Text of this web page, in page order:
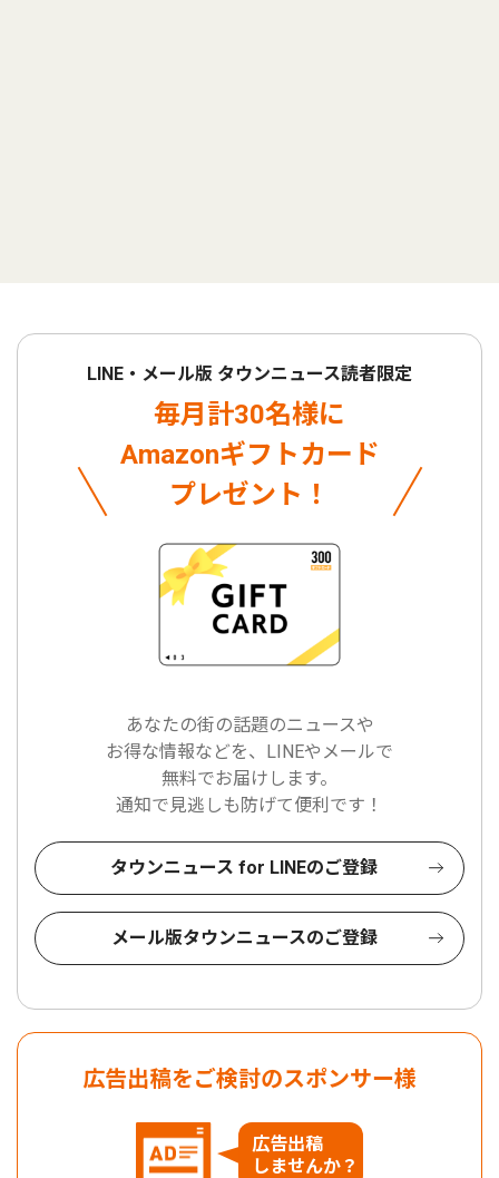
LINE・メール版 タウンニュース読者限定
毎月計30名様に
Amazonギフトカード
プレゼント！
あなたの街の話題のニュースや
お得な情報などを、LINEやメールで
無料でお届けします。
通知で見逃しも防げて便利です！
タウンニュース for LINEのご登録
メール版タウンニュースのご登録
広告出稿をご検討のスポンサー様
広告出稿
しませんか？